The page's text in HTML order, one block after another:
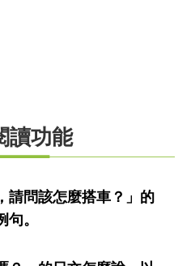
讀功能
請問該怎麼搭車？」的
。